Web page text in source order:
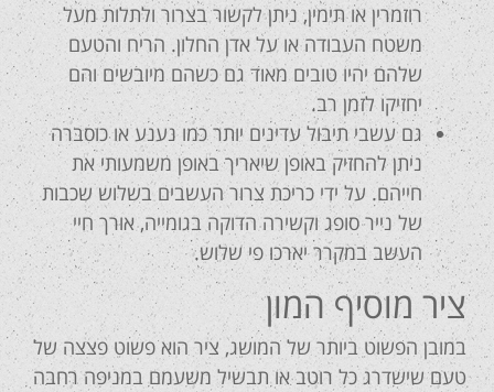
רוזמרין או תימין, ניתן לקשור בצרור ולתלות מעל
משטח העבודה או על אדן החלון. הריח והטעם
שלהם יהיו טובים מאוד גם כשהם מיובשים והם
יחזיקו לזמן רב.
גם עשבי תיבול עדינים יותר כמו נענע או כוסברה
ניתן להחזיק באופן שיאריך באופן משמעותי את
חייהם. על ידי כריכת צרור העשבים בשלוש שכבות
של נייר סופג וקשירה הדוקה בגומייה, אורך חיי
העשב במקרר יארכו פי שלוש.
ציר מוסיף המון
במובן הפשוט ביותר של המושג, ציר הוא פשוט פצצה של
טעם שישדרג כל רוטב או תבשיל משעמם במניפה רחבה